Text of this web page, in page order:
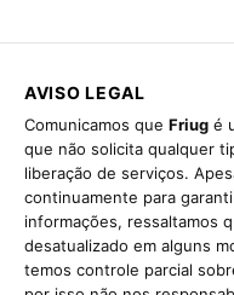
AVISO LEGAL
Comunicamos que Friug é
que não solicita qualquer
liberação de serviços.
continuamente para
informações, ressaltamos
desatualizado em alguns
temos controle parcial